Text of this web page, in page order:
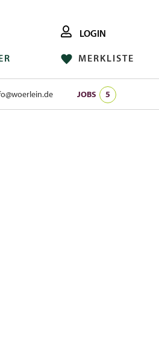
LOGIN
MERKLISTE
JOBS 5
FACEBOOK